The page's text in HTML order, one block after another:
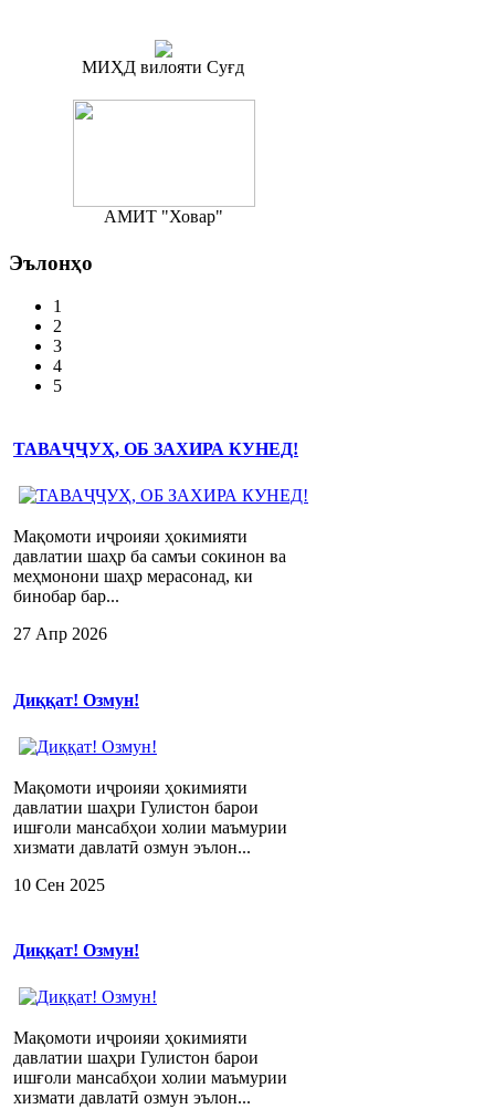
МИҲД вилояти Суғд
АМИТ "Ховар"
Эълонҳо
1
2
3
4
5
ТАВАҶҶУҲ, ОБ ЗАХИРА КУНЕД!
Мақомоти иҷроияи ҳокимияти
давлатии шаҳр ба самъи сокинон ва
меҳмонони шаҳр мерасонад, ки
бинобар бар...
27 Апр 2026
Диққат! Озмун!
Мақомоти иҷроияи ҳокимияти
давлатии шаҳри Гулистон барои
ишғоли мансабҳои холии маъмурии
хизмати давлатӣ озмун эълон...
10 Сен 2025
Диққат! Озмун!
Мақомоти иҷроияи ҳокимияти
давлатии шаҳри Гулистон барои
ишғоли мансабҳои холии маъмурии
хизмати давлатӣ озмун эълон...